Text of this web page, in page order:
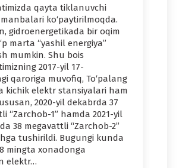
qayta tiklanuvchi
ko‘paytirilmoqda.
gidroenergetikada bir oqim
marta “yashil energiya”
mumkin. Shu bois
2017-yil 17-
qaroriga muvofiq, To‘palang
kichik elektr stansiyalari ham
2020-yil dekabrda 37
“Zarchob-1” hamda 2021-yil
38 megavattli “Zarchob-2”
tushirildi. Bugungi kunda
mingta xonadonga
elektr…